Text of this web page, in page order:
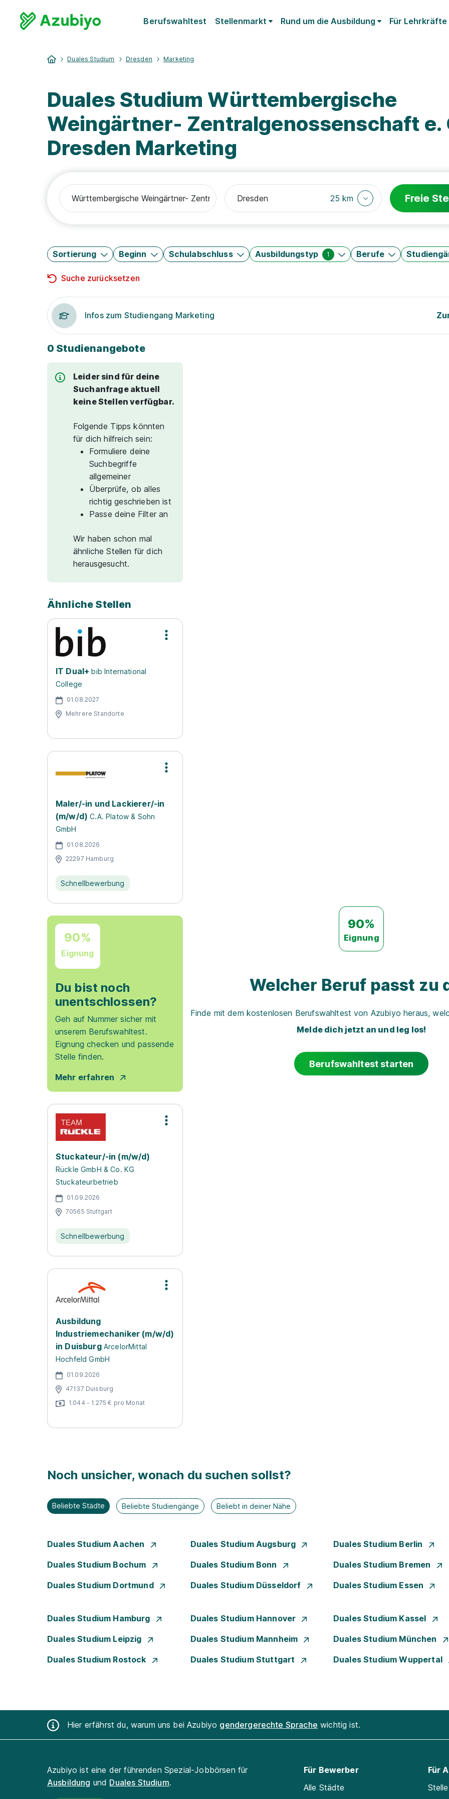
Berufswahltest Stellenmarkt Rund um die Ausbildung Für Lehrkräfte
Duales Studium Dresden Marketing
Duales Studium Württembergische
Weingärtner- Zentralgenossenschaft e.
Dresden Marketing
25 km Freie
Sortierung Beginn Schulabschluss Ausbildungstyp 1 Berufe
Suche zurücksetzen
Infos zum Studiengang Marketing
0 Studienangebote
Leider sind für deine
Suchanfrage aktuell
keine Stellen verfügbar.
Folgende Tipps könnten
für dich hilfreich sein:
Formuliere deine
Suchbegriffe
allgemeiner
Überprüfe, ob alles
richtig geschrieben ist
Passe deine Filter an
Wir haben schon mal
ähnliche Stellen für dich
herausgesucht.
Ähnliche Stellen
IT Dual+ bib International
College
01.08.2027
Mehrere Standorte
Maler/-in und Lackierer/-in
(m/w/d) C.A. Platow & Sohn
GmbH
01.08.2026
22297 Hamburg
Schnellbewerbung
90%
Eignung
Du bist noch
unentschlossen?
Geh auf Nummer sicher mit
unserem Berufswahltest.
Eignung checken und passende
Stelle finden.
Mehr erfahren
Stuckateur/-in (m/w/d)
Rückle GmbH & Co. KG
Stuckateurbetrieb
01.09.2026
70565 Stuttgart
Schnellbewerbung
Ausbildung
Industriemechaniker (m/w/d)
in Duisburg ArcelorMittal
Hochfeld GmbH
01.09.2026
47137 Duisburg
1.044 - 1.275 € pro Monat
90%
Eignung
Welcher Beruf passt zu
Finde mit dem kostenlosen Berufswahltest von Azubiyo heraus,
Melde dich jetzt an und leg los!
Berufswahltest starten
Noch unsicher, wonach du suchen sollst?
Beliebte Städte Beliebte Studiengänge Beliebt in deiner Nähe
Duales Studium Aachen Duales Studium Augsburg Duales Studium Berlin
Duales Studium Bochum Duales Studium Bonn Duales Studium Bremen
Duales Studium Dortmund Duales Studium Düsseldorf Duales Studium Essen
Duales Studium Hamburg Duales Studium Hannover Duales Studium Kassel
Duales Studium Leipzig Duales Studium Mannheim Duales Studium München
Duales Studium Rostock Duales Studium Stuttgart Duales Studium Wuppertal
Hier erfährst du, warum uns bei Azubiyo gendergerechte Sprache wichtig ist.
Azubiyo ist eine der führenden Spezial-Jobbörsen für
Ausbildung und Duales Studium.
Für Bewerber
Alle Städte
Für